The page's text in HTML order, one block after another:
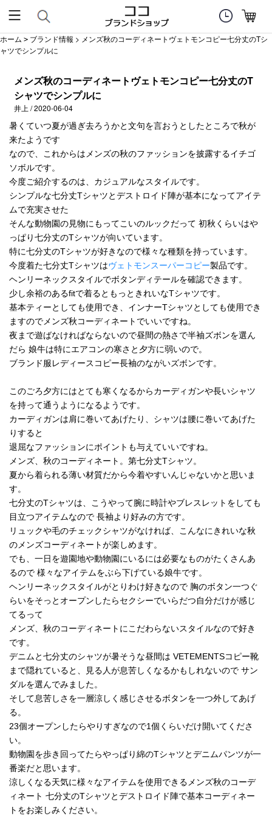
ホーム > ブランド情報 > メンズ秋のコーディネートヴェトモンコピー七分丈のTシ
ャツでシンプルに
メンズ秋のコーディネートヴェトモンコピー七分丈のT
シャツでシンプルに
井上 / 2020-06-04
暑くていつ夏が過ぎ去ろうかと文句を言おうとしたところで秋が
来たようです
なので、これからはメンズの秋のファッションを披露するイチゴ
ソボルです。
今度ご紹介するのは、カジュアルなスタイルです。
シンプルな七分丈Tシャツとデストロイド陣が基本になってアイテ
ムで充実させた
そんな動物園の見物にもってこいのルックだって 初秋くらいはや
っぱり七分丈のTシャツが向いています。
特に七分丈のTシャツが好きなので様々な種類を持っています。
今度着た七分丈Tシャツはヴェトモンスーパーコピー製品です。
ヘンリーネックスタイルでボタンディテールを確認できます。
少し余裕のあるfitで着るともっときれいなTシャツです。
基本ティーとしても使用でき、インナーTシャツとしても使用でき
ますのでメンズ秋コーディネートでいいですね。
夜まで遊ばなければならないので昼間の熱さで半袖ズボンを選ん
だら 娘牛は特にエアコンの寒さと夕方に弱いので。
ブランド服レディースコピー長袖のながいズボンです。
このごろ夕方にはとても寒くなるからカーディガンや長いシャツ
を持って通うようになるようです。
カーディガンは肩に巻いてあげたり、シャツは腰に巻いてあげた
りすると
退屈なファッションにポイントも与えていいですね。
メンズ、秋のコーディネート。第七分丈Tシャツ。
夏から着られる薄い材質だから今着やすいんじゃないかと思いま
す。
七分丈のTシャツは、こうやって腕に時計やブレスレットをしても
目立つアイテムなので 長袖より好みの方です。
リュックや毛のチェックシャツがなければ、こんなにきれいな秋
のメンズコーディネートが楽しめます。
でも、一日を遊園地や動物園にいるには必要なものがたくさんあ
るので 様々なアイテムをぶら下げている娘牛です。
ヘンリーネックスタイルがとりわけ好きなので 胸のボタン一つぐ
らいをそっとオープンしたらセクシーでいらだつ自分だけが感じ
てるって
メンズ、秋のコーディネートにこだわらないスタイルなので好き
です。
デニムと七分丈のシャツが暑そうな昼間は VETEMENTSコピー靴
まで隠れていると、見る人が息苦しくなるかもしれないので サン
ダルを選んでみました。
そして息苦しさを一層涼しく感じさせるボタンを一つ外してあげ
る。
23個オープンしたらやりすぎなので1個くらいだけ開いてくださ
い。
動物園を歩き回ってたらやっぱり綿のTシャツとデニムパンツが一
番楽だと思います。
涼しくなる天気に様々なアイテムを使用できるメンズ秋のコーデ
ィネート 七分丈のTシャツとデストロイド陣で基本コーディネー
トをお楽しみください。